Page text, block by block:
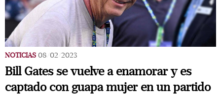
NOTICIAS 08/02/2023
Bill Gates se vuelve a enamorar y es
captado con guapa mujer en un partido